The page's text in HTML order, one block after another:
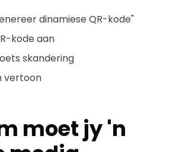
dinamiese QR-kode"
kode aan
skandering
vertoon
moet jy 'n